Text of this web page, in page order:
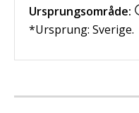
Ursprungsområde:
*Ursprung: Sverige.